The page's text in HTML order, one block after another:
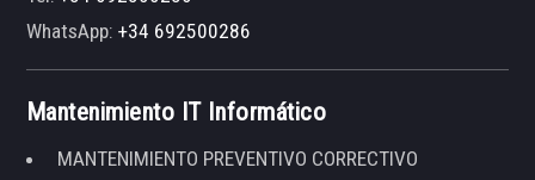
WhatsApp:+34 692500286
Mantenimiento IT Informático
MANTENIMIENTO PREVENTIVO CORRECTIVO